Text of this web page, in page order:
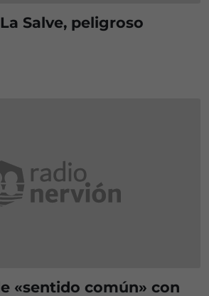
Salve, peligroso
«sentido común» con